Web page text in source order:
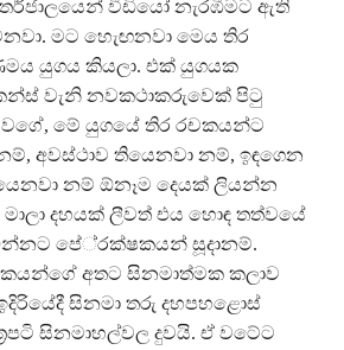
වීඩියෝ නැරඹීමට ඇති
මට හැෙඟනවා මෙය තිර
යුගය කියලා. එක් යුගයක
වැනි නවකථාකරුවෙක් පිටු
වගේ, මේ යුගයේ තිර රචකයන්ට
අවස්ථාව තියෙනවා නම්, ඉඳගෙන
නම් ඕනෑම දෙයක් ලියන්න
දහයක් ලීවත් එය හොඳ තත්වයේ
පේ‍්‍රක්ෂකයන් සූදානම්.
අතට සිනමාත්මක කලාව
සිනමා තරු දහපහළොස්
සිනමාහල්වල දුවයි. ඒ වටේට